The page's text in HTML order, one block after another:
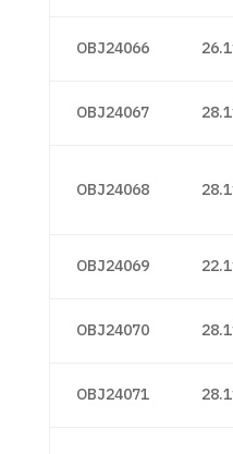
OBJ24066
OBJ24067
OBJ24068
OBJ24069
OBJ24070
OBJ24071